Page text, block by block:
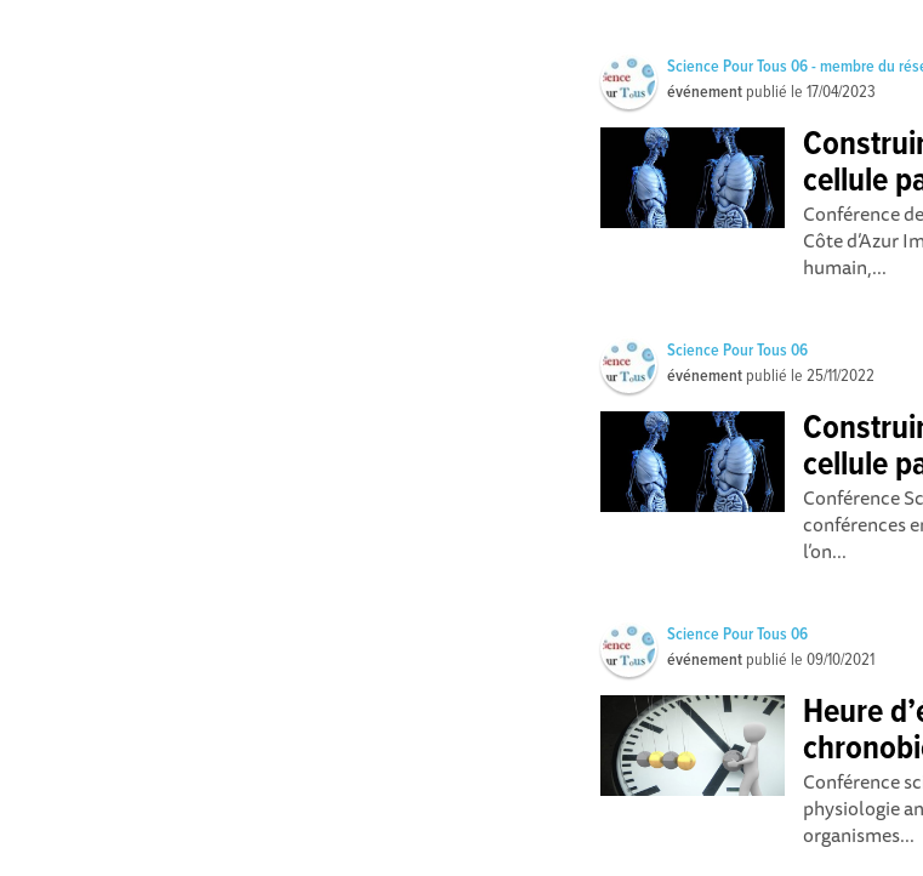
Science Pour Tous 06 - membre du
événement publié le17/04/2023
cellule
Conférence
Côte d’Azur
humain,...
Science Pour Tous 06
événement publié le25/11/2022
cellule
Conférence
conférences
l’on...
Science Pour Tous 06
événement publié le09/10/2021
Heure
Conférence
physiologie
organismes...